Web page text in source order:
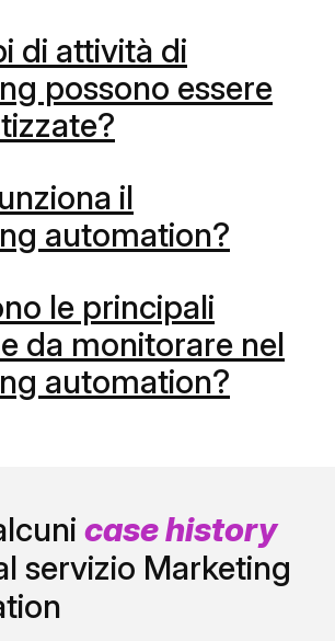
di attività di
possono essere
il
automation?
le principali
da monitorare nel
automation?
case history
servizio Marketing